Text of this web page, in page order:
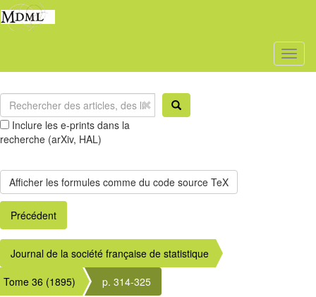
Inclure les e-prints dans la
recherche (arXiv, HAL)
Précédent
Journal de la société française de statistique
Tome 36 (1895)
p. 314-325